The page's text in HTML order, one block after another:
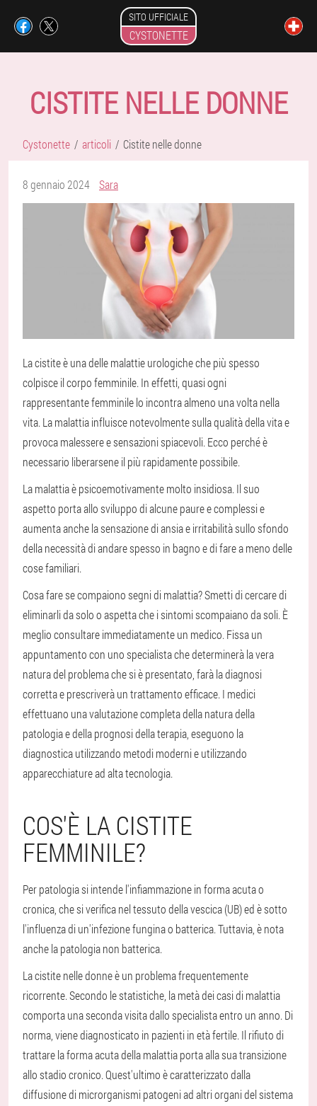
SITO UFFICIALE
CYSTONETTE
CISTITE NELLE DONNE
Cystonette articoli Cistite nelle donne
8 gennaio 2024 Sara
La cistite è una delle malattie urologiche che più spesso
colpisce il corpo femminile. In effetti, quasi ogni
rappresentante femminile lo incontra almeno una volta nella
vita. La malattia influisce notevolmente sulla qualità della vita e
provoca malessere e sensazioni spiacevoli. Ecco perché è
necessario liberarsene il più rapidamente possibile.
La malattia è psicoemotivamente molto insidiosa. Il suo
aspetto porta allo sviluppo di alcune paure e complessi e
aumenta anche la sensazione di ansia e irritabilità sullo sfondo
della necessità di andare spesso in bagno e di fare a meno delle
cose familiari.
Cosa fare se compaiono segni di malattia? Smetti di cercare di
eliminarli da solo o aspetta che i sintomi scompaiano da soli. È
meglio consultare immediatamente un medico. Fissa un
appuntamento con uno specialista che determinerà la vera
natura del problema che si è presentato, farà la diagnosi
corretta e prescriverà un trattamento efficace. I medici
effettuano una valutazione completa della natura della
patologia e della prognosi della terapia, eseguono la
diagnostica utilizzando metodi moderni e utilizzando
apparecchiature ad alta tecnologia.
COS'È LA CISTITE
FEMMINILE?
Per patologia si intende l'infiammazione in forma acuta o
cronica, che si verifica nel tessuto della vescica (UB) ed è sotto
l'influenza di un'infezione fungina o batterica. Tuttavia, è nota
anche la patologia non batterica.
La cistite nelle donne è un problema frequentemente
ricorrente. Secondo le statistiche, la metà dei casi di malattia
comporta una seconda visita dallo specialista entro un anno. Di
norma, viene diagnosticato in pazienti in età fertile. Il rifiuto di
trattare la forma acuta della malattia porta alla sua transizione
allo stadio cronico. Quest'ultimo è caratterizzato dalla
diffusione di microrganismi patogeni ad altri organi del sistema